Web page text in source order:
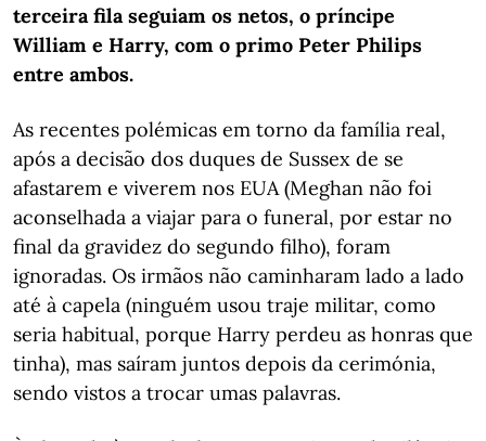
terceira fila seguiam os netos, o príncipe
William e Harry, com o primo Peter Philips
entre ambos.
As recentes polémicas em torno da família real,
após a decisão dos duques de Sussex de se
afastarem e viverem nos EUA (Meghan não foi
aconselhada a viajar para o funeral, por estar no
final da gravidez do segundo filho), foram
ignoradas. Os irmãos não caminharam lado a lado
até à capela (ninguém usou traje militar, como
seria habitual, porque Harry perdeu as honras que
tinha), mas saíram juntos depois da cerimónia,
sendo vistos a trocar umas palavras.